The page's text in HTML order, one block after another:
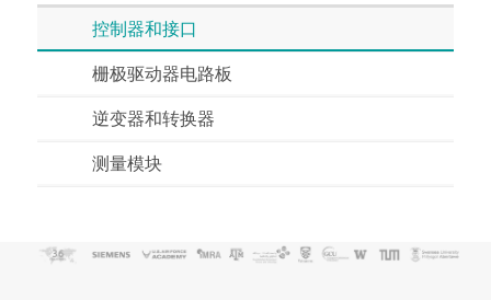
控制器和接口
栅极驱动器电路板
逆变器和转换器
测量模块